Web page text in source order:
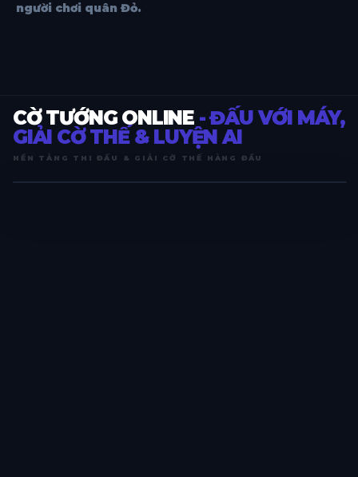
người chơi quân Đỏ.
CỜ TƯỚNG ONLINE - ĐẤU VỚI MÁY,
GIẢI CỜ THẾ & LUYỆN AI
NỀN TẢNG THI ĐẤU & GIẢI CỜ THẾ HÀNG ĐẦU